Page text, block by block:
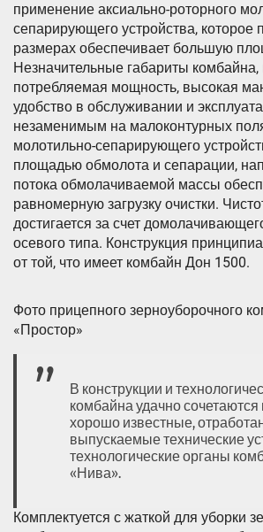
применение аксиально-роторного
сепарирующего устройства,
размерах обеспечивает большую
Незначительные габариты комбайна,
потребляемая мощность, высокая
удобство в обслуживании и
незаменимым на малоконтурных
молотильно-сепарирующего
площадью обмолота и сепарации,
потока обмолачиваемой массы
равномерную загрузку очистки.
достигается за счет
осевого типа. Конструкция
от той, что имеет комбайн Дон 1500.
Фото прицепного зерноуборочного
«Простор»
В конструкции и
комбайна удачно
хорошо известные,
выпускаемые технические
технологические органы
«Нива».
Комплектуется с жаткой для уборки